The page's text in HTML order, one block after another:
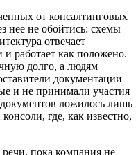
от консалтинговых
нее не обойтись: схемы
отвечает
и работает как положено.
долго, а людям
документации
и не принимали участия
ложилось лишь
где, как известно,
пока компания не